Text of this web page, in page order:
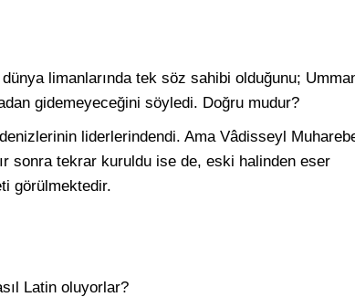
limanlarında tek söz sahibi olduğunu;
gidemeyeceğini söyledi. Doğru mudur?
liderlerindendi. Ama Vâdisseyl
sonra tekrar kuruldu ise de, eski halinden eser
görülmektedir.
Latin oluyorlar?